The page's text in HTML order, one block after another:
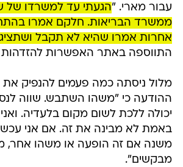
עבור מארי. "הגעתי עד למשרדו של
ממשרד הבריאות. חלקם אמרו
אחרות אמרו שהיא לא תקבל ושתציג
התווספה באתר האפשרות להזדהות
מלול ניסתה כמה פעמים להנפיק
ההודעה כי "משהו השתבש. שווה
יכולה ללכת לשום מקום בלעדיה.
באמת לא מבינה את זה. אם אני
משנה אם זה הופעה או משהו אחר,
מבקשים".